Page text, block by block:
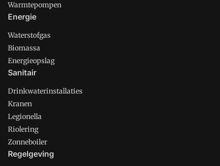
Warmtepompen
Energie
Waterstofgas
Biomassa
Energieopslag
Sanitair
Drinkwaterinstallaties
Kranen
Legionella
Riolering
Zonneboiler
Regelgeving